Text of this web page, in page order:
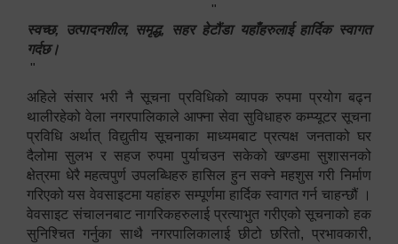
"
स्वच्छ, उत्पादनशील, समृद्ध, सहर हेटौंडा यहाँहरुलाई हार्दिक स्वागत
गर्दछ।
"
अहिले संसार भरी नै सूचना प्रविधिको व्यापक रुपमा प्रयोग बढ्न
थालीरहेको वेला नगरपालिकाले आफ्ना सेवा सुविधाहरु कम्प्यूटर सूचना
प्रविधि अर्थात् विद्युतीय सूचनाका माध्यमबाट प्रत्यक्ष जनताको घर
दैलोमा सुलभ र सहज रुपमा पुर्याचउन सकेको खण्डमा सुशासनको
क्षेत्रमा धेरै महत्वपुर्ण उपलब्धिहरु हासिल हुन सक्ने महशुस गरी निर्माण
गरिएको यस वेवसाइटमा यहांहरु सम्पूर्णमा हार्दिक स्वागत गर्न चाहन्छौं ।
वेवसाइट संचालनबाट नागरिकहरुलाई प्रत्याभुत गरीएको सूचनाको हक
सुनिश्चित गर्नुका साथै नगरपालिकालाई छीटो छरितो, प्रभावकारी,